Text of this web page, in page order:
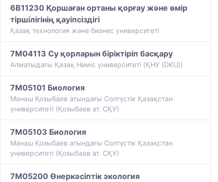
6B11230 Қоршаған ортаны қорғау және өмір
тіршілігінің қауіпсіздігі
Қазақ технология және бизнес университеті
7M04113 Су қорларын біріктіріп басқару
Алматыдағы Қазақ Немiс университетi (ҚНУ (DKU))
7M05101 Биология
Манаш Қозыбаев атындағы Солтүстік Қазақстан
университеті (Қозыбаев ат. СҚУ)
7M05103 Биология
Манаш Қозыбаев атындағы Солтүстік Қазақстан
университеті (Қозыбаев ат. СҚУ)
7M05200 Өнеркәсіптік экология